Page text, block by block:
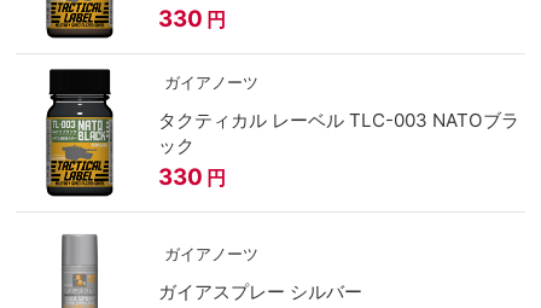
330 円
ガイアノーツ
タクティカル レーベル TLC-003 NATOブラ
ック
330 円
ガイアノーツ
ガイアスプレー シルバー